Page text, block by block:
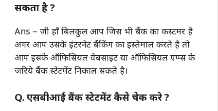
सकता है ?
Ans – जी हाँ बिलकुल आप जिस भी बैंक का कस्टमर है
अगर आप उसके इंटरनेट बैंकिंग का इस्तेमाल करते है तो
आप इसके ऑफिसियल वेबसाइट या ऑफिसियल एप्प्स के
जरिये बैंक स्टेटमेंट निकाल सकते है।
Q. एसबीआई बैंक स्टेटमेंट कैसे चेक करे ?